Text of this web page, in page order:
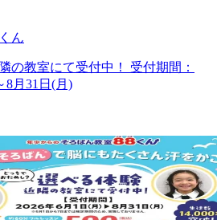
ん
の教室にて受付中！ 受付期間：
8月31日(月)